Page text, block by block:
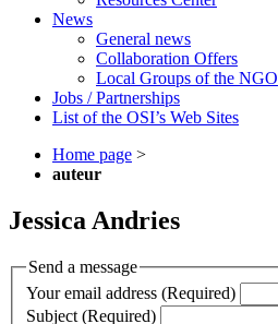
News
General news
Collaboration Offers
Local Groups of the NGO
Jobs / Partnerships
List of the OSI’s Web Sites
Home page >
auteur
Jessica Andries
Send a message
Your email address (Required)
Subject (Required)